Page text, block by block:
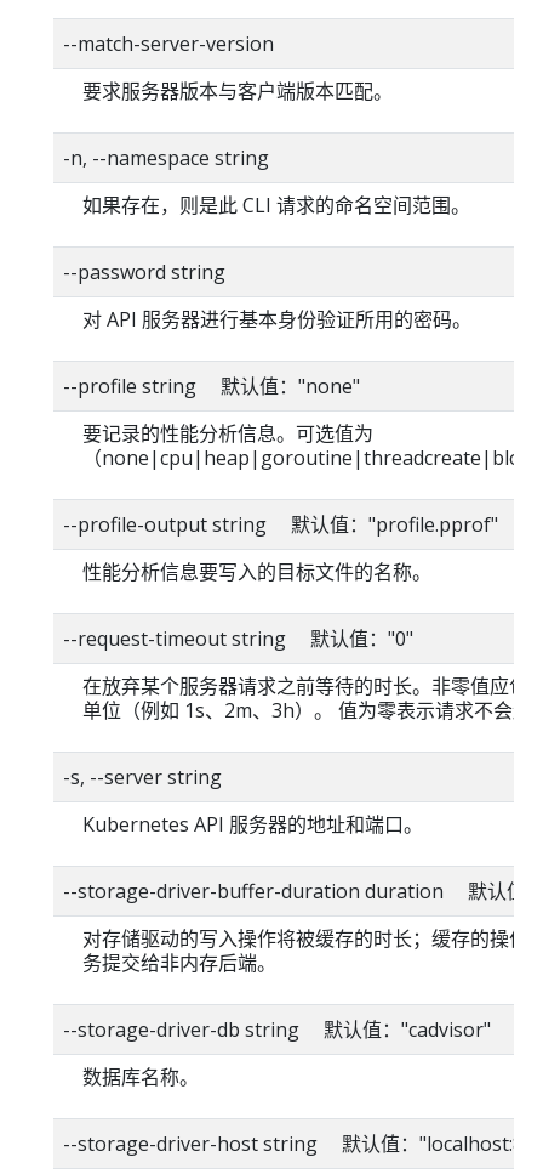
--match-server-version
要求服务器版本与客户端版本匹配。
-n, --namespace string
如果存在，则是此 CLI 请求的命名空间范围。
--password string
对 API 服务器进行基本身份验证所用的密码。
--profile string 默认值："none"
要记录的性能分析信息。可选值为
（
--profile-output string 默认值："profile.pprof"
性能分析信息要写入的目标文件的名称。
--request-timeout string 默认值："0"
在放弃某个服务器请求之前等待的时长。非零值应包
单位（例如 1s、2m、3h）。 值为零表示请求不会超
-s, --server string
Kubernetes API 服务器的地址和端口。
--storage-driver-buffer-duration duration 默认值
对存储驱动的写入操作将被缓存的时长；缓存的操作
务提交给非内存后端。
--storage-driver-db string 默认值："cadvisor"
数据库名称。
--storage-driver-host string 默认值：